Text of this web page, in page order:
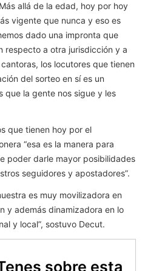
allá de la edad, hoy por hoy
vigente que nunca y eso es
dado una impronta que
respecto a otra jurisdicción y a
los locutores que tienen
del sorteo en sí es un
que la gente nos sigue y les
que tienen hoy por el
“esa es la manera para
poder darle mayor posibilidades
seguidores y apostadores”.
es muy movilizadora en
y además dinamizadora en lo
y local”, sostuvo Decut.
sobre esta